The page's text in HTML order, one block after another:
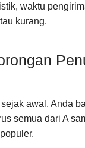
waktu
kurang.
awal. Anda
semua dari A